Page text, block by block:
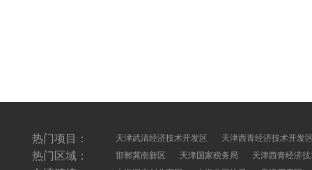
热门项目： 天津武清经济技术开发区 天津西青经济技术开发
热门区域： 邯郸冀南新区 天津国家税务局 天津西青经济